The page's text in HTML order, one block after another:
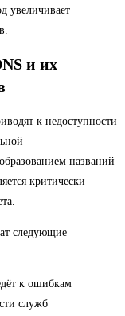
увеличивает
и их
к недоступности
названий
критически
следующие
к ошибкам
служб